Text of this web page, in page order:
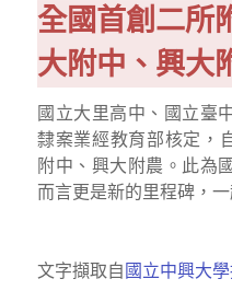
全國首創二所
大附中、興大
國立大里高中、國立臺
隸案業經教育部核定，
附中、興大附農。此為
而言更是新的里程碑，
文字擷取自 國立中興大